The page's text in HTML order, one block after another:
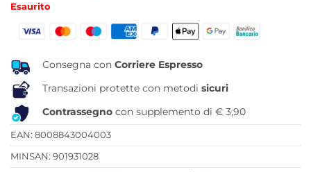
era:
attuale
è:
Esaurito
Consegna con Corriere Espresso
Transazioni protette con metodi sicuri
Contrassegno con supplemento di € 3,90
EAN: 8008843004003
MINSAN: 901931028